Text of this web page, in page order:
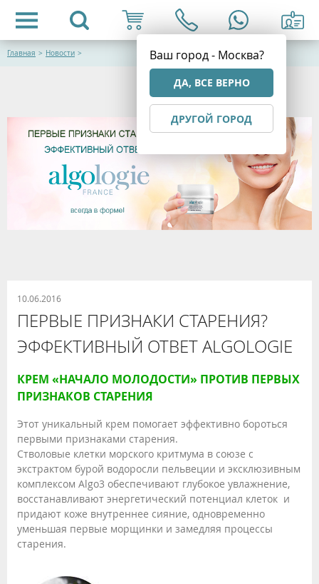
Ваш город - Москва?
ДА, ВСЕ ВЕРНО
ДРУГОЙ ГОРОД
Главная > Новости >
10.06.2016
ПЕРВЫЕ ПРИЗНАКИ СТАРЕНИЯ?
ЭФФЕКТИВНЫЙ ОТВЕТ ALGOLOGIE
КРЕМ «НАЧАЛО МОЛОДОСТИ» ПРОТИВ ПЕРВЫХ
ПРИЗНАКОВ СТАРЕНИЯ
Этот уникальный крем помогает эффективно бороться
первыми признаками старения.
Стволовые клетки морского критмума в союзе с
экстрактом бурой водоросли пельвеции и эксклюзивным
комплексом Algo3 обеспечивают глубокое увлажнение,
восстанавливают энергетический потенциал клеток и
придают коже внутреннее сияние, одновременно
уменьшая первые морщинки и замедляя процессы
старения.